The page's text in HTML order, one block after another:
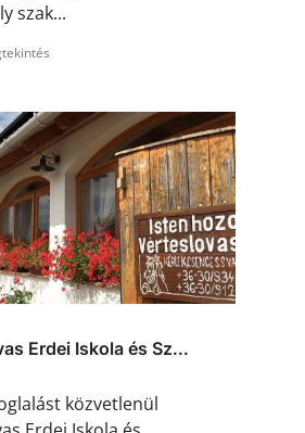
szak...
Erdei Iskola és Sz...
közvetlenül